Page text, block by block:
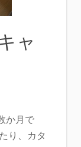
ャ
か月で
り、カタ